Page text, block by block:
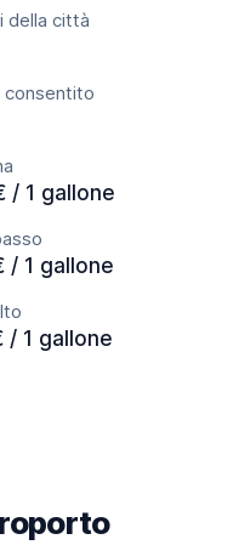
della città
consentito
/ 1 gallone
/ 1 gallone
/ 1 gallone